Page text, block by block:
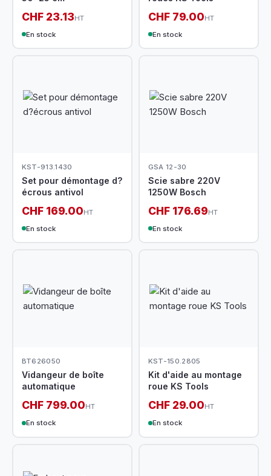
CHF 23.13HT
En stock
CHF 79.00HT
En stock
KST-913.1430
Set pour démontage d?
écrous antivol
CHF 169.00HT
En stock
GSA 12-30
Scie sabre 220V
1250W Bosch
CHF 176.69HT
En stock
BT626050
Vidangeur de boîte
automatique
CHF 799.00HT
En stock
KST-150.2805
Kit d'aide au montage
roue KS Tools
CHF 29.00HT
En stock